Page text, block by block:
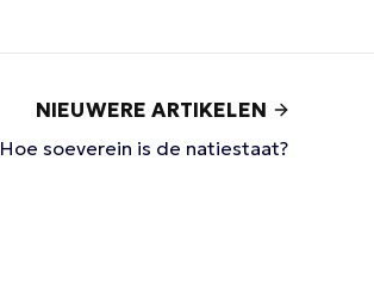
NIEUWERE ARTIKELEN
Hoe soeverein is de natiestaat?